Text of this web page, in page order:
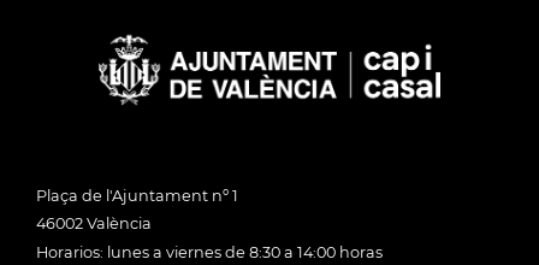
Plaça de l'Ajuntament nº 1
46002 València
Horarios: lunes a viernes de 8:30 a 14:00 horas